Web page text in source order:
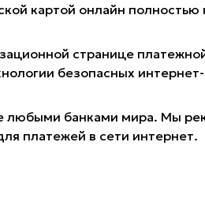
картой онлайн
странице
безопасных
любыми банками мира. Мы
платежей в сети интернет.